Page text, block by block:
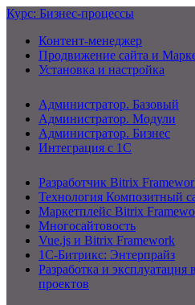
Курс: Бизнес-процессы
Контент-менеджер
Продвижение сайта и
Установка и настройка
Администратор. Базовый
Администратор. Модули
Администратор. Бизнес
Интеграция с 1С
Разработчик Bitrix
Технология Композитный
Маркетплейс Bitrix
Многосайтовость
Vue.js и Bitrix Framework
1С-Битрикс: Энтерпрайз
Разработка и
проектов